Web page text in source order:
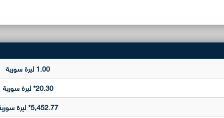
1.00 ليرة سورية
20.30* ليرة سورية
5,452.77* ليرة سورية